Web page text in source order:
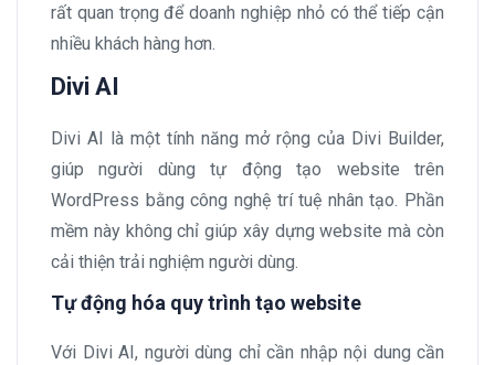
rất quan trọng để doanh nghiệp nhỏ có thể tiếp cận
nhiều khách hàng hơn.
Divi AI
Divi AI là một tính năng mở rộng của Divi Builder,
giúp người dùng tự động tạo website trên
WordPress bằng công nghệ trí tuệ nhân tạo. Phần
mềm này không chỉ giúp xây dựng website mà còn
cải thiện trải nghiệm người dùng.
Tự động hóa quy trình tạo website
Với Divi AI, người dùng chỉ cần nhập nội dung cần